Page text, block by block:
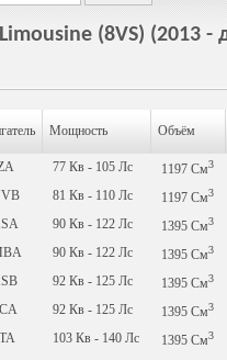
(8VS) (2013 -
Мощность Объём
77 Кв - 105 Лс 1197 См3
81 Кв - 110 Лс 1197 См3
90 Кв - 122 Лс 1395 См3
90 Кв - 122 Лс 1395 См3
92 Кв - 125 Лс 1395 См3
92 Кв - 125 Лс 1395 См3
103 Кв - 140 Лс 1395 См3